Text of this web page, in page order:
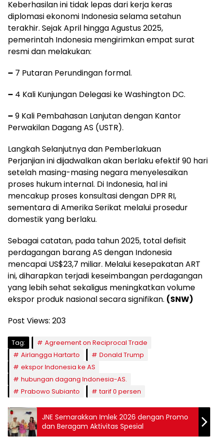
Keberhasilan ini tidak lepas dari kerja keras
diplomasi ekonomi Indonesia selama setahun
terakhir. Sejak April hingga Agustus 2025,
pemerintah Indonesia mengirimkan empat surat
resmi dan melakukan:
– 7 Putaran Perundingan formal.
– 4 Kali Kunjungan Delegasi ke Washington DC.
– 9 Kali Pembahasan Lanjutan dengan Kantor
Perwakilan Dagang AS (USTR).
Langkah Selanjutnya dan Pemberlakuan
Perjanjian ini dijadwalkan akan berlaku efektif 90 hari
setelah masing-masing negara menyelesaikan
proses hukum internal. Di Indonesia, hal ini
mencakup proses konsultasi dengan DPR RI,
sementara di Amerika Serikat melalui prosedur
domestik yang berlaku.
Sebagai catatan, pada tahun 2025, total defisit
perdagangan barang AS dengan Indonesia
mencapai US$23,7 miliar. Melalui kesepakatan ART
ini, diharapkan terjadi keseimbangan perdagangan
yang lebih sehat sekaligus meningkatkan volume
ekspor produk nasional secara signifikan. (SNW)
Post Views: 203
Tag:
Agreement on Reciprocal Trade
Airlangga Hartarto
Donald Trump
ekspor Indonesia ke AS
hubungan dagang Indonesia-AS.
Prabowo Subianto
tarif 0 persen
JNE Semarakkan Imlek 2026 dengan Promo
dan Beragam Aktivitas Spesial